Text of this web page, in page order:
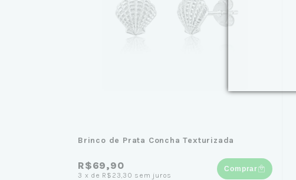
Brinco de Prata Concha Texturizada
R$69,90
3 x de R$23,30 sem juros
Comprar